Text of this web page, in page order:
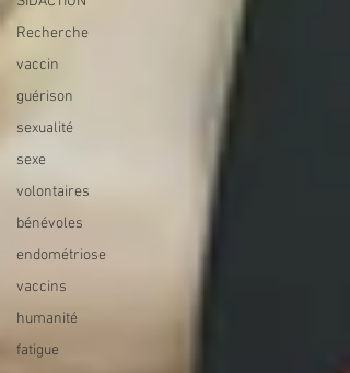
Recherche
vaccin
guérison
sexualité
sexe
volontaires
bénévoles
endométriose
vaccins
humanité
fatigue